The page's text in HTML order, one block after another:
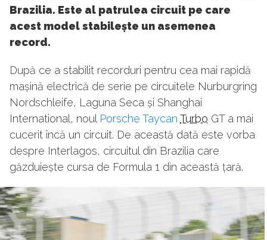
Brazilia. Este al patrulea circuit pe care
acest model stabilește un asemenea
record.
După ce a stabilit recorduri pentru cea mai rapidă
mașină electrică de serie pe circuitele Nurburgring
Nordschleife, Laguna Seca și Shanghai
International, noul Porsche Taycan Turbo GT a mai
cucerit încă un circuit. De această dată este vorba
despre Interlagos, circuitul din Brazilia care
găzduiește cursa de Formula 1 din această țară.